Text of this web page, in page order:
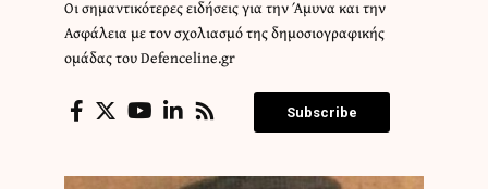
Οι σημαντικότερες ειδήσεις για την Άμυνα και την
Ασφάλεια με τον σχολιασμό της δημοσιογραφικής
ομάδας του Defenceline.gr
Subscribe